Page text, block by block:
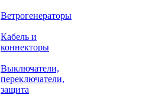
Ветрогенераторы
Кабель и
коннекторы
Выключатели,
переключатели,
защита